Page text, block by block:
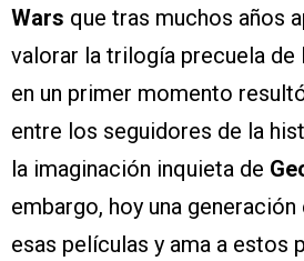
Wars que tras muchos años
valorar la trilogía precuela de
en un primer momento
entre los seguidores de la
la imaginación inquieta de
embargo, hoy una
esas películas y ama a estos